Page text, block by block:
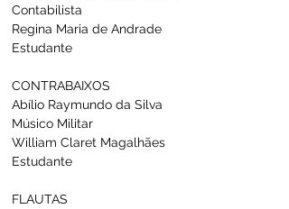
Contabilista
Regina Maria de Andrade
Estudante
CONTRABAIXOS
Abílio Raymundo da Silva
Músico Militar
William Claret Magalhães
Estudante
FLAUTAS